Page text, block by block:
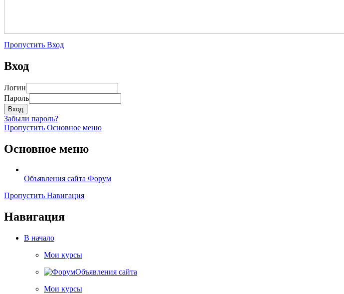
Пропустить Вход
Вход
Логин
Пароль
Забыли пароль?
Пропустить Основное меню
Основное меню
Объявления сайта Форум
Пропустить Навигация
Навигация
В начало
Мои курсы
Объявления сайта
Мои курсы